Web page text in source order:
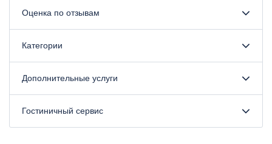
Оценка по отзывам
Категории
Дополнительные услуги
Гостиничный сервис